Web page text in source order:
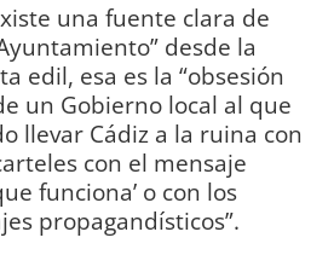
una fuente clara de
desde la
edil, esa es la “obsesión
un Gobierno local al que
llevar Cádiz a la ruina con
con el mensaje
funciona’ o con los
propagandísticos”.